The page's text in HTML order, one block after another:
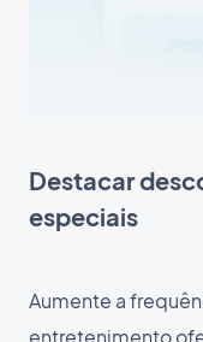
Destacar
especiais
Aumente a
entretenimento